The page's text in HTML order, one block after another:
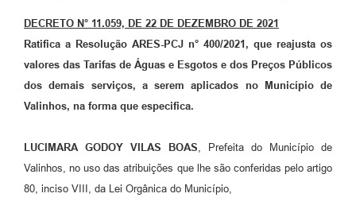
Obras
Contas Públicas
DECRETO N° 11.059, DE 22 DE DEZEMBRO DE 2021
Ratifica a Resolução ARES-PCJ n° 400/2021, que reajusta os
valores das Tarifas de Águas e Esgotos e dos Preços Públicos
dos demais serviços, a serem aplicados no Município de
Valinhos, na forma que especifica.
LUCIMARA GODOY VILAS BOAS, Prefeita do Município de
Valinhos, no uso das atribuições que lhe são conferidas pelo artigo
80, inciso VIII, da Lei Orgânica do Município,